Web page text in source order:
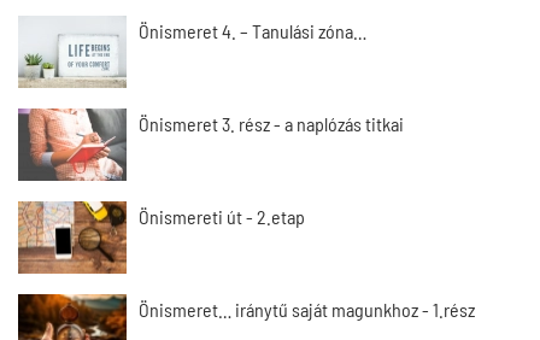
Önismeret 4. – Tanulási zóna…
Önismeret 3. rész - a naplózás titkai
Önismereti út - 2.etap
Önismeret… iránytű saját magunkhoz - 1.rész